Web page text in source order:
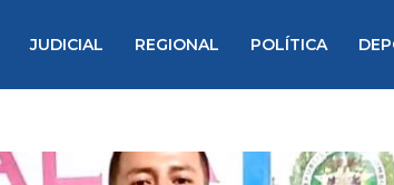
JUDICIAL REGIONAL POLÍTICA